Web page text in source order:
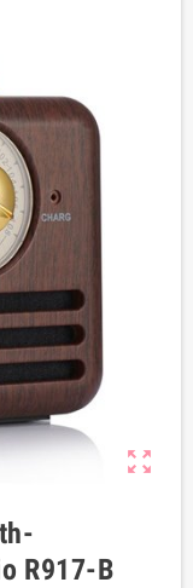
zoom_out_map
R917-B